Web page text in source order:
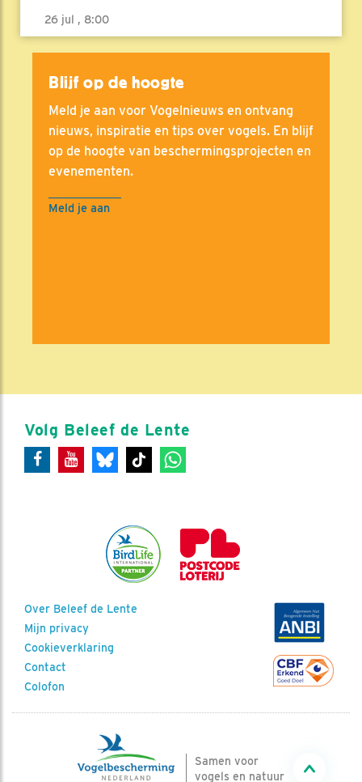
26 jul , 8:00
Blijf op de hoogte
Meld je aan voor Vogelnieuws en ontvang
nieuws, inspiratie en tips over vogels. En blijf
op de hoogte van beschermingsprojecten en
evenementen.
Meld je aan
Volg Beleef de Lente
Over Beleef de Lente
Mijn privacy
Cookieverklaring
Contact
Colofon
Samen voor
vogels en natuur